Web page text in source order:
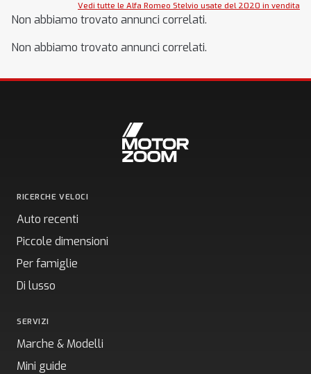
Vedi tutte le Alfa Romeo Stelvio usate del 2020 in vendita
Non abbiamo trovato annunci correlati.
Non abbiamo trovato annunci correlati.
RICERCHE VELOCI
Auto recenti
Piccole dimensioni
Per famiglie
Di lusso
SERVIZI
Marche & Modelli
Mini guide